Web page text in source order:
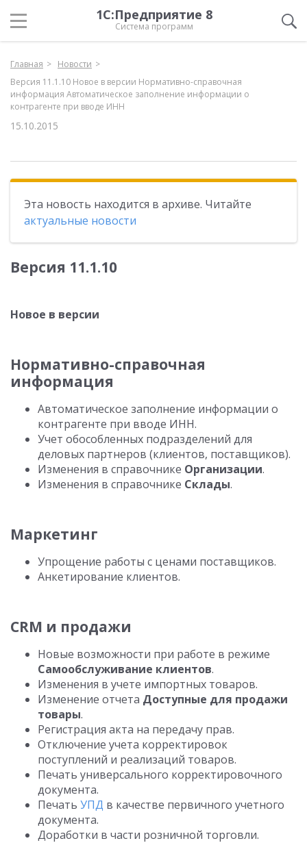
1С:Предприятие 8
Система программ
Главная
Новости
Версия 11.1.10 Новое в версии Нормативно-справочная
информация Автоматическое заполнение информации о
контрагенте при вводе ИНН
15.10.2015
Эта новость находится в архиве. Читайте
актуальные новости
Версия 11.1.10
Новое в версии
Нормативно-справочная
информация
Автоматическое заполнение информации о
контрагенте при вводе ИНН.
Учет обособленных подразделений для
деловых партнеров (клиентов, поставщиков).
Изменения в справочнике Организации.
Изменения в справочнике Склады.
Маркетинг
Упрощение работы с ценами поставщиков.
Анкетирование клиентов.
CRM и продажи
Новые возможности при работе в режиме
Самообслуживание клиентов.
Изменения в учете импортных товаров.
Изменение отчета Доступные для продажи
товары.
Регистрация акта на передачу прав.
Отключение учета корректировок
поступлений и реализаций товаров.
Печать универсального корректировочного
документа.
Печать УПД в качестве первичного учетного
документа.
Доработки в части розничной торговли.